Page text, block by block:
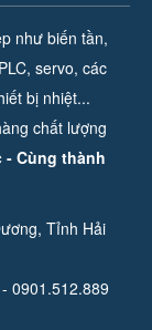
như biến tần,
servo, các
bị nhiệt...
chất lượng
- Cùng thành
Tỉnh Hải
0901.512.889